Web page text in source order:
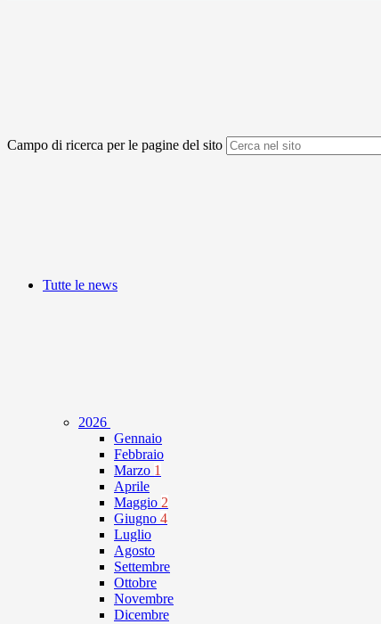
Campo di ricerca per le pagine del sito
Tutte le news
2026
Gennaio
Febbraio
Marzo 1
Aprile
Maggio 2
Giugno 4
Luglio
Agosto
Settembre
Ottobre
Novembre
Dicembre